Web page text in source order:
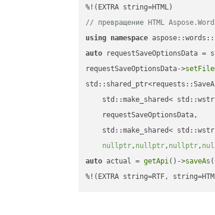
// превращение HTML
using namespace
auto requestSaveOptionsData =
requestSaveOptionsData->
std::make_shared<
    requestSaveOptionsData,
std::make_shared<
nullptr, nullptr, nullptr,
auto actual = getApi()->saveAs
%!(EXTRA string=RTF,